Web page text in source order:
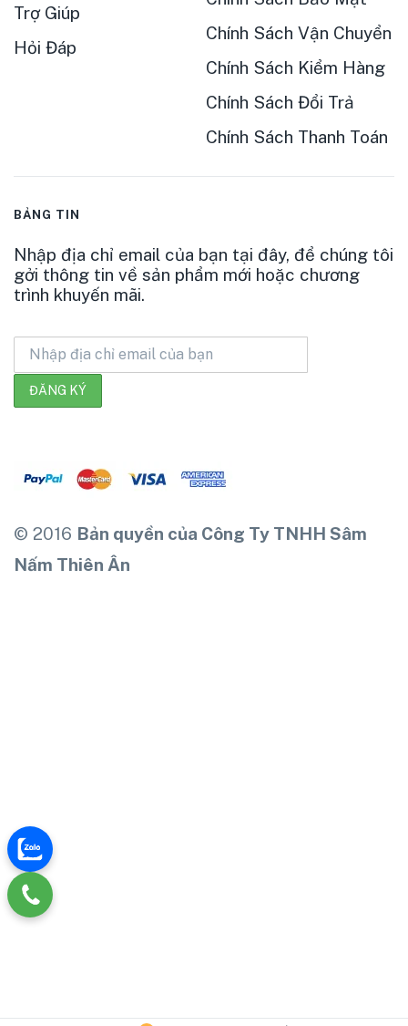
Trợ Giúp
Hỏi Đáp
Chính Sách Vận Chuyển
Chính Sách Kiểm Hàng
Chính Sách Đổi Trả
Chính Sách Thanh Toán
BẢNG TIN
Nhập địa chỉ email của bạn tại đây, để chúng tôi
gởi thông tin về sản phẩm mới hoặc chương
trình khuyến mãi.
© 2016 Bản quyền của Công Ty TNHH Sâm
Nấm Thiên Ân